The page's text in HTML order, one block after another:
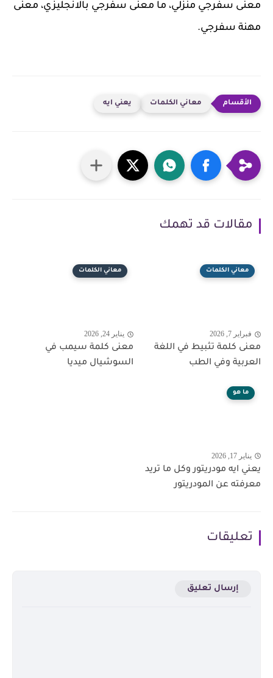
معنى سفرجي منزلي، ما معنى سفرجي بالانجليزي، معنى
مهنة سفرجي.
معاني الكلمات يعني ايه
مقالات قد تهمك
معاني الكلمات
فبراير 7, 2026
معنى كلمة تثبيط في اللغة
العربية وفي الطب
معاني الكلمات
يناير 24, 2026
معنى كلمة سيمب في
السوشيال ميديا
ما هو
يناير 17, 2026
يعني ايه مودريتور وكل ما تريد
معرفته عن المودريتور
تعليقات
إرسال تعليق